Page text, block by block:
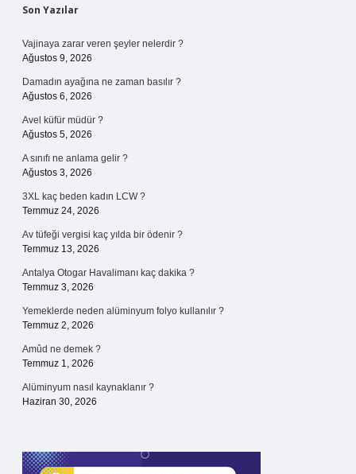
Sidebar
Son Yazılar
Vajinaya zarar veren şeyler nelerdir ?
Ağustos 9, 2026
Damadın ayağına ne zaman basılır ?
Ağustos 6, 2026
Avel küfür müdür ?
Ağustos 5, 2026
A sınıfı ne anlama gelir ?
Ağustos 3, 2026
3XL kaç beden kadın LCW ?
Temmuz 24, 2026
Av tüfeği vergisi kaç yılda bir ödenir ?
Temmuz 13, 2026
Antalya Otogar Havalimanı kaç dakika ?
Temmuz 3, 2026
Yemeklerde neden alüminyum folyo kullanılır ?
Temmuz 2, 2026
Amûd ne demek ?
Temmuz 1, 2026
Alüminyum nasıl kaynaklanır ?
Haziran 30, 2026